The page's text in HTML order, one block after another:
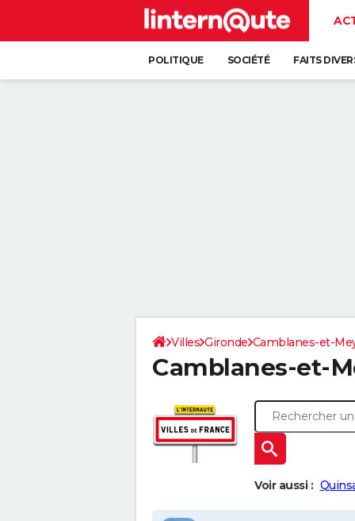
POLITIQUE SOCIÉTÉ FAITS
Villes Gironde Camblanes-et-
Camblanes-et-
Voir aussi :